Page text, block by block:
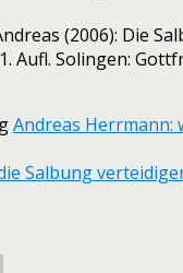
(2006): Die
Aufl. Solingen:
Andreas Herrmann:
Salbung